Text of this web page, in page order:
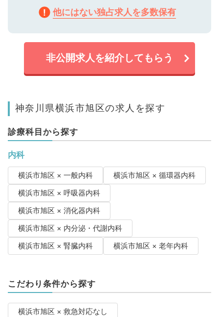
他にはない独占求人を多数保有
非公開求人を紹介してもらう
神奈川県横浜市旭区の求人を探す
診療科目から探す
内科
横浜市旭区 × 一般内科
横浜市旭区 × 循環器内科
横浜市旭区 × 呼吸器内科
横浜市旭区 × 消化器内科
横浜市旭区 × 内分泌・代謝内科
横浜市旭区 × 腎臓内科
横浜市旭区 × 老年内科
こだわり条件から探す
横浜市旭区 × 救急対応なし